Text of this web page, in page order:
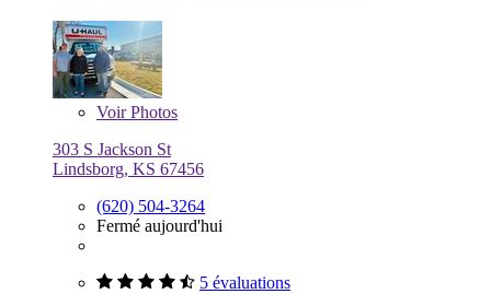
VoirPhotos
303 S Jackson St
Lindsborg, KS 67456
(620) 504-3264
Fermé aujourd'hui
5 évaluations